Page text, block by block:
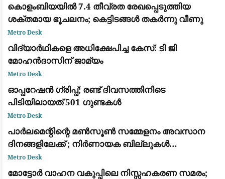
കൊളംബിയയിൽ 7.4 തീവ്രത രേഖപ്പെടുത്തിയ
ശക്തമായ ഭൂചലനം; കെട്ടിടങ്ങൾ തകർന്നു വീണു
Metro Desk
വിദ്യാർഥികളെ അധിക്ഷേപിച്ച കേസ്: ടി ജി
മോഹൻദാസിന് ജാമ്യം
Metro Desk
ഓപ്പറേഷൻ ഗ്രിപ്പ്; രണ്ട് ദിവസത്തിനിടെ
പിടിയിലായത് 501 ഗുണ്ടകൾ
Metro Desk
പാർലമെന്റിന്റെ മൺസൂൺ സമ്മേളനം അവസാന
ദിനങ്ങളിലേക്ക് ; നിർണായക ബില്ലുകൾ
പാസാക്കാൻ കേന്ദ്ര സർക്കർ നിക്കം
Metro Desk
മോട്ടോർ വാഹന വകുപ്പിലെ നിസ്സഹകരണ സമരം;